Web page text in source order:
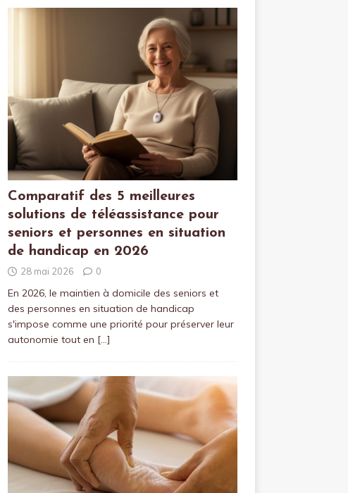
Comparatif des 5 meilleures
solutions de téléassistance pour
seniors et personnes en situation
de handicap en 2026
28 mai 2026 0
En 2026, le maintien à domicile des seniors et
des personnes en situation de handicap
s'impose comme une priorité pour préserver leur
autonomie tout en […]